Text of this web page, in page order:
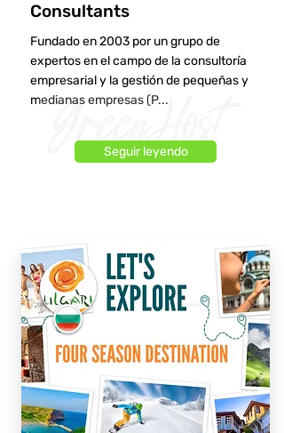
Consultants
Fundado en 2003 por un grupo de
expertos en el campo de la consultoría
empresarial y la gestión de pequeñas y
medianas empresas (P...
Seguir leyendo